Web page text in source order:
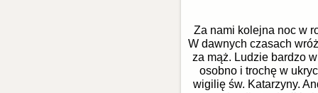
Za nami kolejna noc w
W dawnych czasach
za mąż. Ludzie bardzo
osobno i trochę w
wigilię św. Katarzyny.